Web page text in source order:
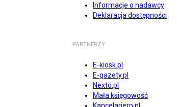
Informacje o nadawcy
Deklaracja dostępności
PARTNERZY
E-kiosk.pl
E-gazety.pl
Nexto.pl
Mała księgowość